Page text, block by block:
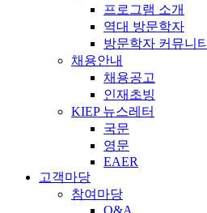
프로그램 소개
역대 방문학자
방문학자 커뮤니티
채용안내
채용공고
인재초빙
KIEP 뉴스레터
국문
영문
EAER
고객마당
참여마당
Q&A